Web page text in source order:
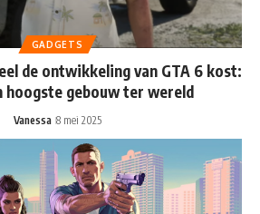
GADGETS
de ontwikkeling van GTA 6 kost:
hoogste gebouw ter wereld
Vanessa 8 mei 2025